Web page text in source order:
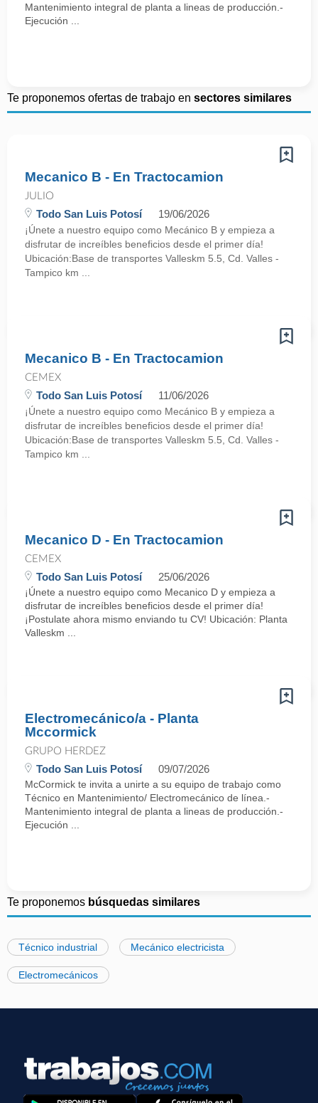
Mantenimiento integral de planta a lineas de producción.-
Ejecución ...
Te proponemos ofertas de trabajo en sectores similares
Mecanico B - En Tractocamion
JULIO
Todo San Luis Potosí 19/06/2026
¡Únete a nuestro equipo como Mecánico B y empieza a
disfrutar de increíbles beneficios desde el primer día!
Ubicación:Base de transportes Valleskm 5.5, Cd. Valles -
Tampico km ...
Mecanico B - En Tractocamion
CEMEX
Todo San Luis Potosí 11/06/2026
¡Únete a nuestro equipo como Mecánico B y empieza a
disfrutar de increíbles beneficios desde el primer día!
Ubicación:Base de transportes Valleskm 5.5, Cd. Valles -
Tampico km ...
Mecanico D - En Tractocamion
CEMEX
Todo San Luis Potosí 25/06/2026
¡Únete a nuestro equipo como Mecanico D y empieza a
disfrutar de increíbles beneficios desde el primer día!
¡Postulate ahora mismo enviando tu CV! Ubicación: Planta
Valleskm ...
Electromecánico/a - Planta
Mccormick
GRUPO HERDEZ
Todo San Luis Potosí 09/07/2026
McCormick te invita a unirte a su equipo de trabajo como
Técnico en Mantenimiento/ Electromecánico de línea.-
Mantenimiento integral de planta a lineas de producción.-
Ejecución ...
Te proponemos búsquedas similares
Técnico industrial Mecánico electricista
Electromecánicos